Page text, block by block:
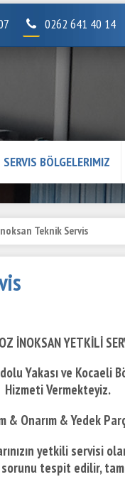
0262 641 40 14
SERVIS BÖLGELERIMIZ
Teknik Servis
İNOKSAN YETKİLİ
Yakası ve Kocaeli
Hizmeti Vermekteyiz.
& Onarım & Yedek
yetkili servisi
tespit edilir,